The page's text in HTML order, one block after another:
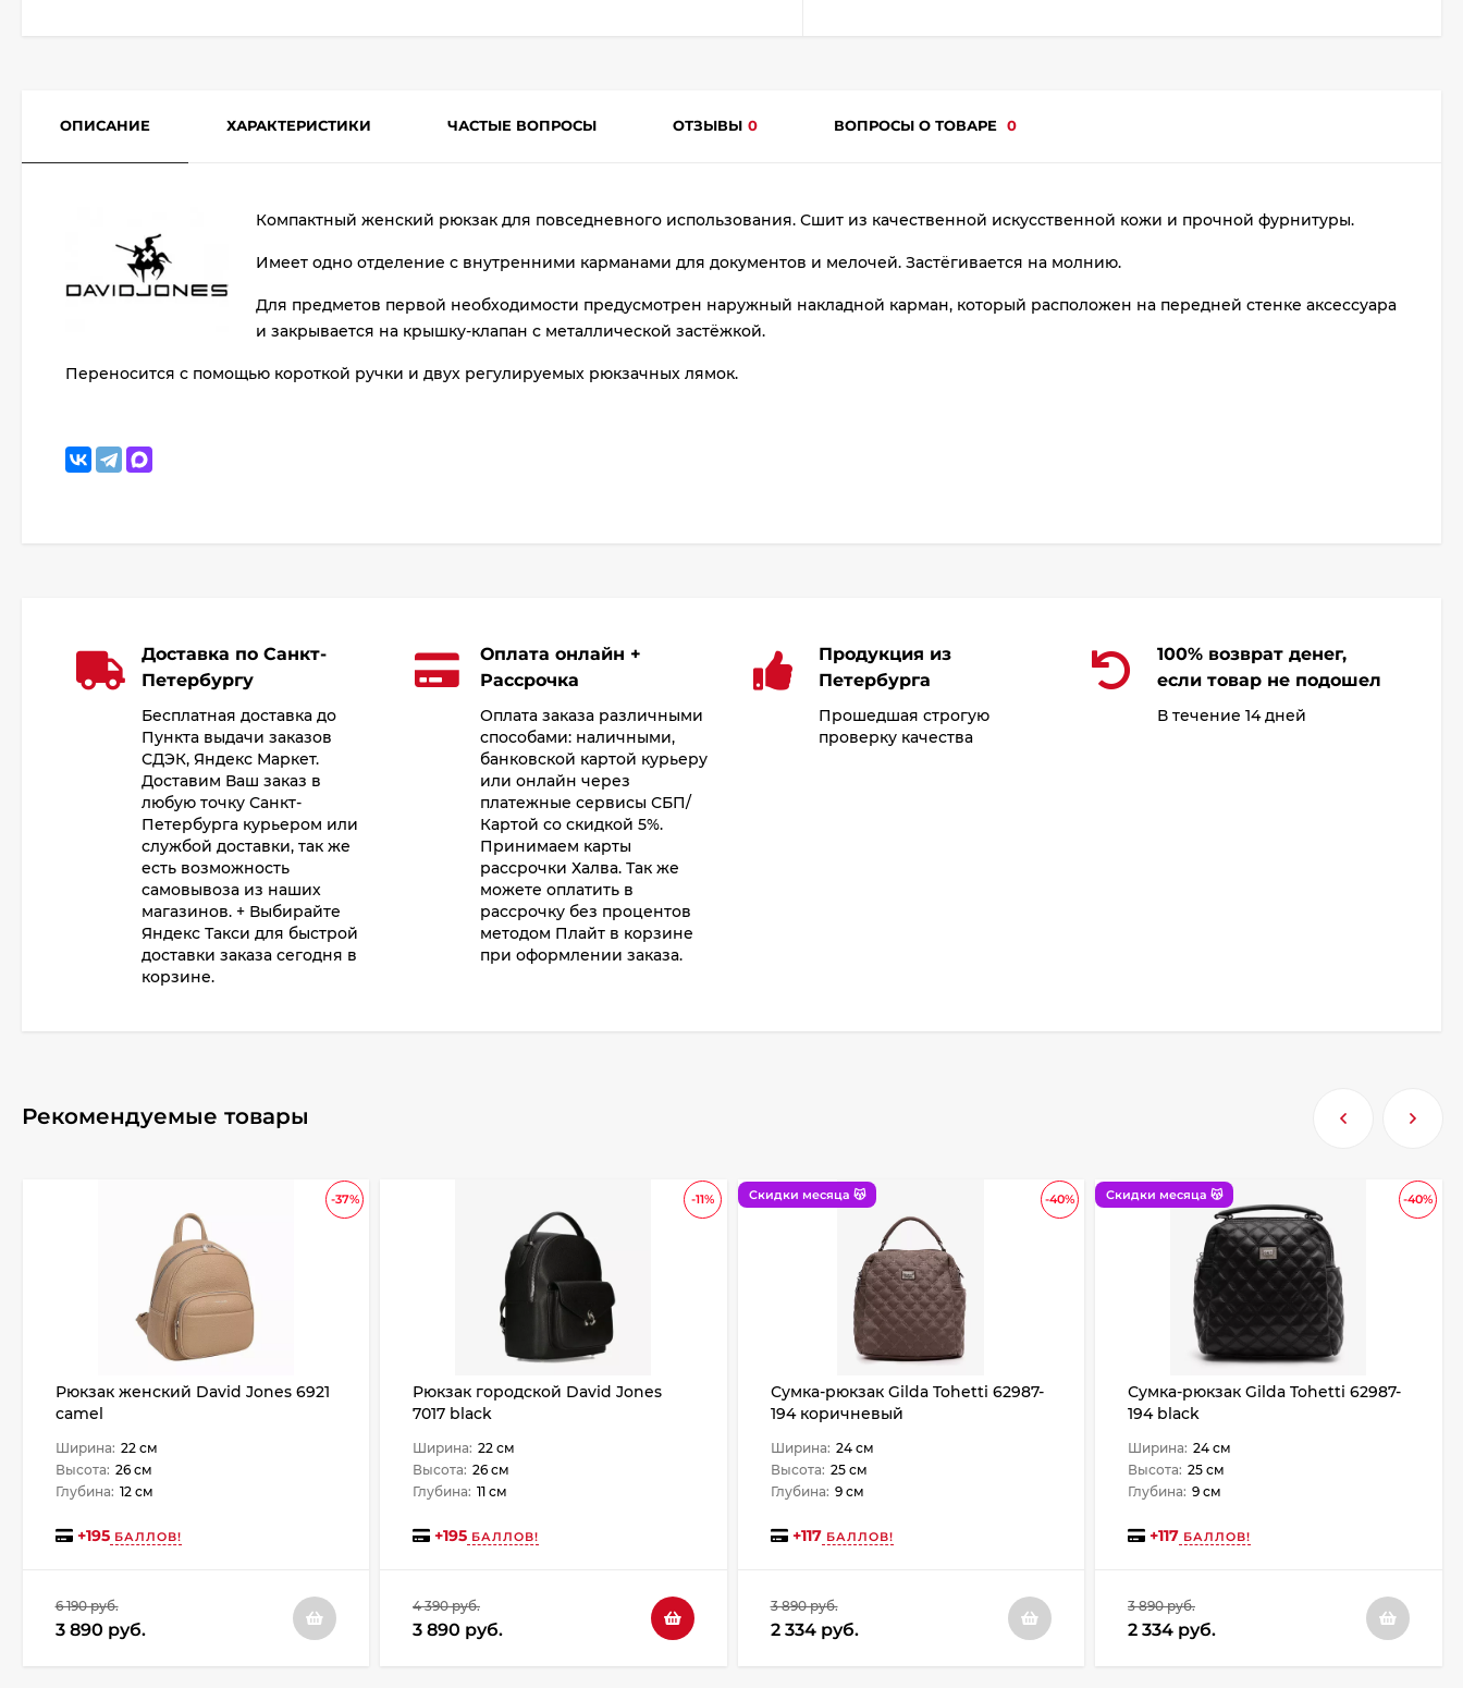
ОПИСАНИЕ ХАРАКТЕРИСТИКИ ЧАСТЫЕ ВОПРОСЫ ОТЗЫВЫ 0 ВОПРОСЫ О ТОВАРЕ 0
Компактный женский рюкзак для повседневного использования. Сшит из качественной искусственной кожи и прочной фурнитуры.
Имеет одно отделение с внутренними карманами для документов и мелочей. Застёгивается на молнию.
Для предметов первой необходимости предусмотрен наружный накладной карман, который расположен на передней стенке аксессуара
и закрывается на крышку-клапан с металлической застёжкой.
Переносится с помощью короткой ручки и двух регулируемых рюкзачных лямок.
раз
Доставка по Санкт-
Петербургу
Бесплатная доставка до
Пункта выдачи заказов
СДЭК, Яндекс Маркет.
Доставим Ваш заказ в
любую точку Санкт-
Петербурга курьером или
службой доставки, так же
есть возможность
самовывоза из наших
магазинов. + Выбирайте
Яндекс Такси для быстрой
доставки заказа сегодня в
корзине.
Оплата онлайн +
Рассрочка
Оплата заказа различными
способами: наличными,
банковской картой курьеру
или онлайн через
платежные сервисы СБП/
Картой со скидкой 5%.
Принимаем карты
рассрочки Халва. Так же
можете оплатить в
рассрочку без процентов
методом Плайт в корзине
при оформлении заказа.
Продукция из
Петербурга
Прошедшая строгую
проверку качества
100% возврат денег,
если товар не подошел
В течение 14 дней
Рекомендуемые товары
-37%
Рюкзак женский David Jones 6921
camel
Ширина: 22 см
Высота: 26 см
Глубина: 12 см
+195БАЛЛОВ!
6 190 руб.
3 890 руб.
-11%
Рюкзак городской David Jones
7017 black
Ширина: 22 см
Высота: 26 см
Глубина: 11 см
+195 БАЛЛОВ!
4 390 руб.
3 890 руб.
-40%
Скидки месяца 😽
Сумка-рюкзак Gilda Tohetti 62987-
194 коричневый
Ширина: 24 см
Высота: 25 см
Глубина: 9 см
+117БАЛЛОВ!
3 890 руб.
2 334 руб.
-40%
Скидки месяца 😽
Сумка-рюкзак Gilda Tohetti 62987-
194 black
Ширина: 24 см
Высота: 25 см
Глубина: 9 см
+117 БАЛЛОВ!
3 890 руб.
2 334 руб.